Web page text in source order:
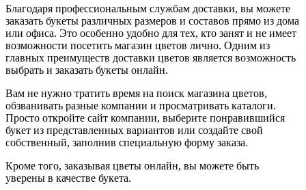
Благодаря профессиональным службам доставки, вы можете
заказать букеты различных размеров и составов прямо из дома
или офиса. Это особенно удобно для тех, кто занят и не имеет
возможности посетить магазин цветов лично. Одним из
главных преимуществ доставки цветов является возможность
выбрать и заказать букеты онлайн.
Вам не нужно тратить время на поиск магазина цветов,
обзванивать разные компании и просматривать каталоги.
Просто откройте сайт компании, выберите понравившийся
букет из представленных вариантов или создайте свой
собственный, заполнив специальную форму заказа.
Кроме того, заказывая цветы онлайн, вы можете быть
уверены в качестве букета.